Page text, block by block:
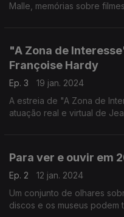
Malle, memórias sobre
"A Zona de
Françoise Hardy
Ep. 3
19 jan. 2024
A estreia de "A Zona de
atuação real e virtual de
Para ver e ouvir em
Ep. 2
12 jan. 2024
Um conjunto de olhares
discos e os museus